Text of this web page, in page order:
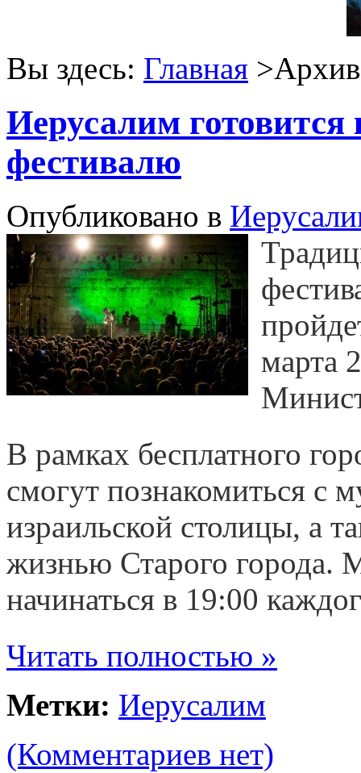
Вы здесь: Главная >Архив
Иерусалим
фестивалю
Опубликовано в
марта
В рамках бесплатного
смогут познакомиться с
израильской столицы, а
жизнью Старого города.
начинаться в 19:00
Читать полностью »
Метки: Иерусалим
(Комментариев нет)